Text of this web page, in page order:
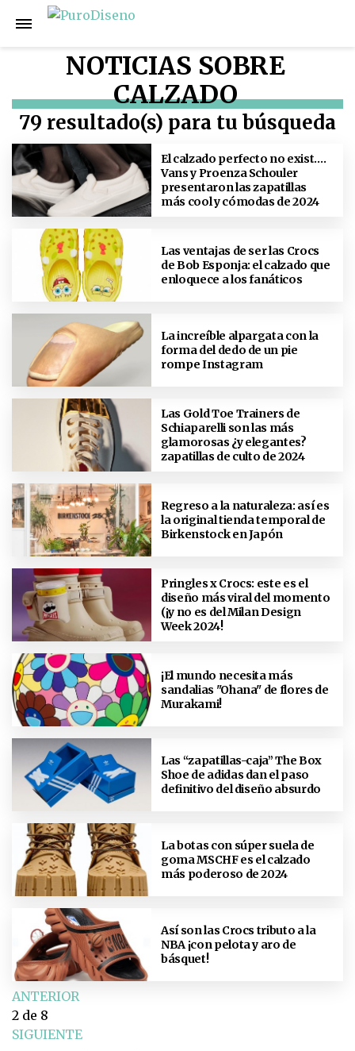
NOTICIAS SOBRE
CALZADO
79 resultado(s) para tu búsqueda
El calzado perfecto no exist….
Vans y Proenza Schouler
presentaron las zapatillas
más cool y cómodas de 2024
Las ventajas de ser las Crocs
de Bob Esponja: el calzado que
enloquece a los fanáticos
La increíble alpargata con la
forma del dedo de un pie
rompe Instagram
Las Gold Toe Trainers de
Schiaparelli son las más
glamorosas ¿y elegantes?
zapatillas de culto de 2024
Regreso a la naturaleza: así es
la original tienda temporal de
Birkenstock en Japón
Pringles x Crocs: este es el
diseño más viral del momento
(¡y no es del Milan Design
Week 2024!
¡El mundo necesita más
sandalias "Ohana" de flores de
Murakami!
Las “zapatillas-caja” The Box
Shoe de adidas dan el paso
definitivo del diseño absurdo
La botas con súper suela de
goma MSCHF es el calzado
más poderoso de 2024
Así son las Crocs tributo a la
NBA ¡con pelota y aro de
básquet!
ANTERIOR
2 de 8
SIGUIENTE